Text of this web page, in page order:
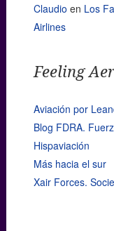
Claudio en Los
Airlines
Feeling
Aviación por
Blog FDRA.
Hispaviación
Más hacia el sur
Xair Forces.